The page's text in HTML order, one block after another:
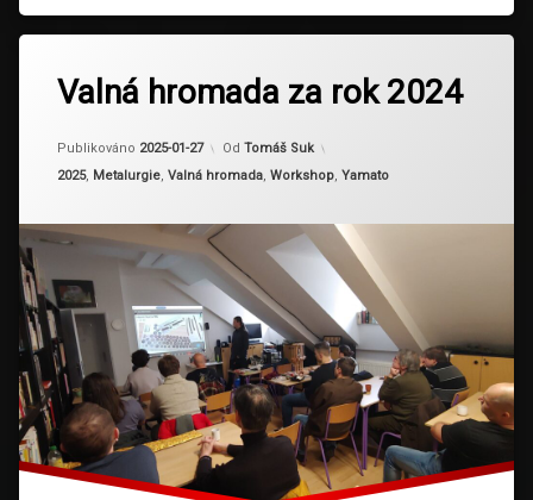
Valná hromada za rok 2024
Publikováno 2025-01-27
Aktualizováno
Od Tomáš Suk
Kategorie:
2025, Metalurgie, Valná hromada, Workshop, Yamato
kumihimo